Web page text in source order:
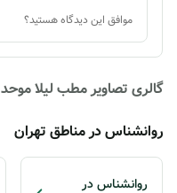
موافق این دیدگاه هستید؟
گالری تصاویر مطب لیلا موحد
روانشناس در مناطق تهران
روانشناس در